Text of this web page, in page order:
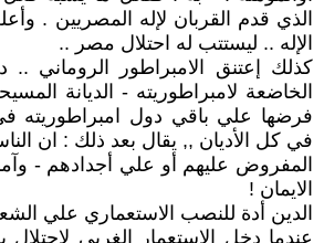
الذي قدم القربان لإله المصريين .
الإله .. ليستتب له احتلال مصر ..
كذلك إعتنق الامبراطور الروماني ..
الخاضعة لامبراطوريته - الديانة
فرضها علي باقي دول امبراطوريته
في كل الأديان ,, يقال بعد ذلك : ان
المفروض عليهم أو علي أجدادهم -
الايمان !
الدين أدة للنصب الاستعماري علي
عندما دخل الاستعمار الغربي لاحتلال